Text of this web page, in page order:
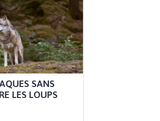
SANS
LES LOUPS